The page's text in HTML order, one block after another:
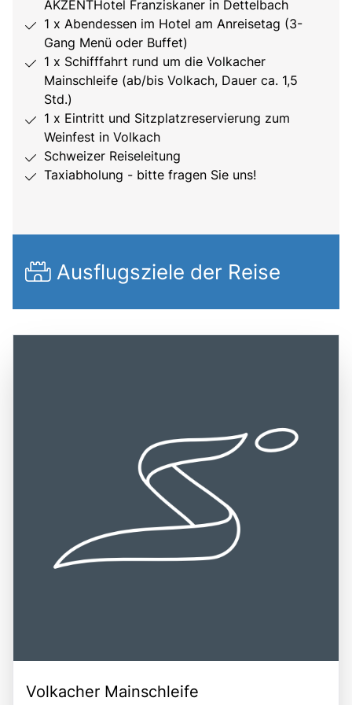
AKZENTHotel Franziskaner in Dettelbach
1 x Abendessen im Hotel am Anreisetag (3-
Gang Menü oder Buffet)
1 x Schifffahrt rund um die Volkacher
Mainschleife (ab/bis Volkach, Dauer ca. 1,5
Std.)
1 x Eintritt und Sitzplatzreservierung zum
Weinfest in Volkach
Schweizer Reiseleitung
Taxiabholung - bitte fragen Sie uns!
Ausflugsziele der Reise
Volkacher Mainschleife